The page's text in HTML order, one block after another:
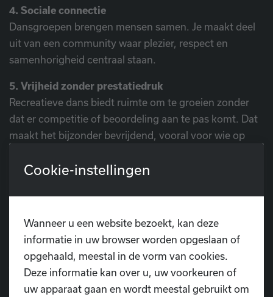
4. Sociale connectie
Dansgroepen brengen mensen samen. Je maakt deel
uit van een community waar plezier, respect en
samenhorigheid centraal staan.
5. Vrijheid zonder prestatiedruk
Recreatieve dans biedt ruimte om te groeien zonder
dat er competitie of beoordeling aan te pas komt. Dat
maakt het bijzonder bevrijdend, vooral voor wie op
kinderen, tieners, volwassenen en senioren kunnen
deelnemen. Of je nu een energieke uitlaatklep zoekt,
jezelf creatief wil ontwikkelen, of gewoon plezier wil
maken op muziek, er is altijd een stijl en groep die bij je
Cookie-instellingen
Wanneer u een website bezoekt, kan deze
informatie in uw browser worden opgeslaan of
opgehaald, meestal in de vorm van cookies.
Deze informatie kan over u, uw voorkeuren of
uw apparaat gaan en wordt meestal gebruikt om